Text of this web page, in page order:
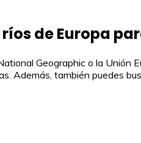
de Europa
Geographic o la Unión
también puedes